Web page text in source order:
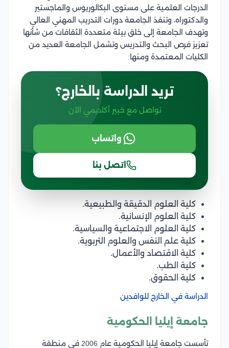
الدرجات العلمية على مستوى البكالوريوس والماجستير
والدكتوراه، وتنفذ الجامعة دورات التدريب المهني العالي
وتهدف الجامعة إلى خلق بيئة متعددة الثقافات من شأنها
تعزيز فرص البحث والتدريس وتشمل الجامعة العديد من
الكليات المعتمدة ومنها:
تريد الدراسة بالخارج؟
تواصل مع خبير أكاديمي الآن
واتساب
اتصل بنا
كلية العلوم الدقيقة والطبيعية.
كلية العلوم الإنسانية.
كلية العلوم الاجتماعية والسياسية.
كلية علم النفس والعلوم التربوية.
كلية الاقتصاد والأعمال.
كلية الطب.
كلية الحقوق.
الدراسة في الخارج للوافدين
جامعة إيليا الحكومية
تأسست جامعة إيليا الحكومية عام 2006 في منطقة